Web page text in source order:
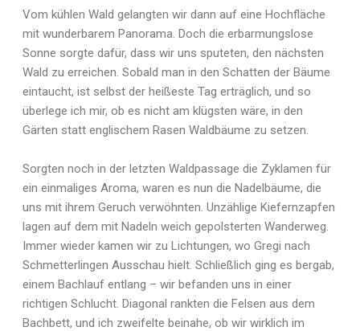
Vom kühlen Wald gelangten wir dann auf eine Hochfläche
mit wunderbarem Panorama. Doch die erbarmungslose
Sonne sorgte dafür, dass wir uns sputeten, den nächsten
Wald zu erreichen. Sobald man in den Schatten der Bäume
eintaucht, ist selbst der heißeste Tag erträglich, und so
überlege ich mir, ob es nicht am klügsten wäre, in den
Gärten statt englischem Rasen Waldbäume zu setzen.
Sorgten noch in der letzten Waldpassage die Zyklamen für
ein einmaliges Aroma, waren es nun die Nadelbäume, die
uns mit ihrem Geruch verwöhnten. Unzählige Kiefernzapfen
lagen auf dem mit Nadeln weich gepolsterten Wanderweg.
Immer wieder kamen wir zu Lichtungen, wo Gregi nach
Schmetterlingen Ausschau hielt. Schließlich ging es bergab,
einem Bachlauf entlang – wir befanden uns in einer
richtigen Schlucht. Diagonal rankten die Felsen aus dem
Bachbett, und ich zweifelte beinahe, ob wir wirklich im